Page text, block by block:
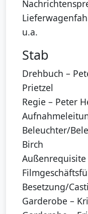
u.a.
Stab
Drehbuch –
Prietzel
Regie – Peter
Beleuchter/
Birch
Außenrequisite
Besetzung/
Garderobe –